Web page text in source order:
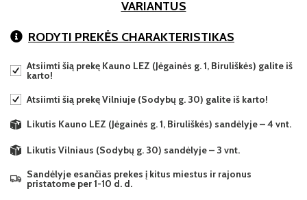
VARIANTUS
RODYTI PREKĖS CHARAKTERISTIKAS
Atsiimti šią prekę Kauno LEZ (Jėgainės g. 1, Biruliškės) galite iš
karto!
Atsiimti šią prekę Vilniuje (Sodybų g. 30) galite iš karto!
Likutis Kauno LEZ (Jėgainės g. 1, Biruliškės) sandėlyje – 4 vnt.
Likutis Vilniaus (Sodybų g. 30) sandėlyje – 3 vnt.
Sandėlyje esančias prekes į kitus miestus ir rajonus
pristatome per 1-10 d. d.